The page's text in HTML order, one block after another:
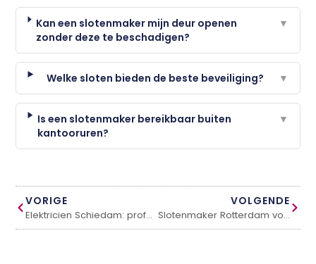
Kan een slotenmaker mijn deur openen
zonder deze te beschadigen?
▼
Welke sloten bieden de beste beveiliging? ▼
Is een slotenmaker bereikbaar buiten
kantooruren?
▼
VORIGE
Elektricien Schiedam: professioneel en betrouwbaar
VOLGENDE
Slotenmaker Rotterdam voor snelle en betrouwbare service